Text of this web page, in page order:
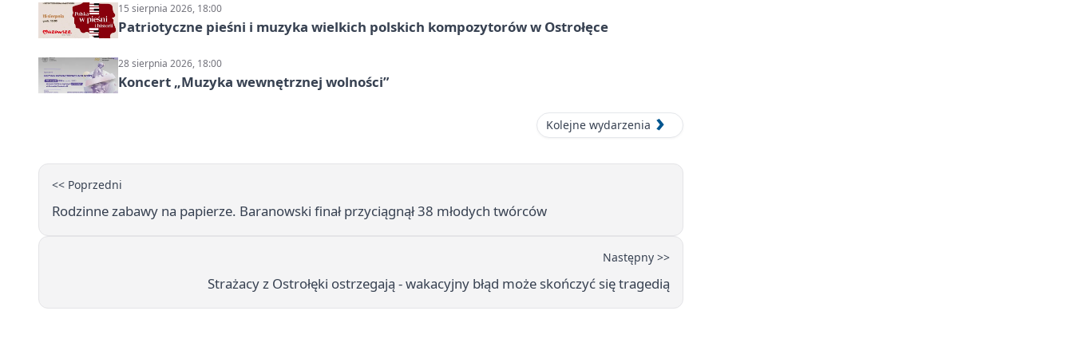
15 sierpnia 2026, 18:00
Patriotyczne pieśni i muzyka wielkich polskich kompozytorów w Ostrołęce
28 sierpnia 2026, 18:00
Koncert „Muzyka wewnętrznej wolności”
Kolejne wydarzenia
<< Poprzedni
Rodzinne zabawy na papierze. Baranowski finał przyciągnął 38 młodych twórców
Następny >>
Strażacy z Ostrołęki ostrzegają - wakacyjny błąd może skończyć się tragedią